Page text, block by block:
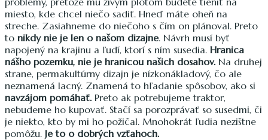
miesto, kde chcel niečo sadiť. Hneď máte oheň na
streche. Zasiahneme do niečoho s čím on plánoval. Preto
to nikdy nie je len o našom dizajne. Návrh musí byť
napojený na krajinu a ľudí, ktorí s ním susedia. Hranica
nášho pozemku, nie je hranicou našich dosahov. Na druhej
strane, permakultúrny dizajn je nízkonákladový, čo ale
neznamená lacný. Znamená to hľadanie spôsobov, ako si
navzájom pomáhať. Preto ak potrebujeme traktor,
nebudeme ho kupovať. Stačí sa porozprávať so susedmi, či
je niekto, kto by mi ho požičal. Mnohokrát ľudia nezištne
pomôžu. Je to o dobrých vzťahoch.